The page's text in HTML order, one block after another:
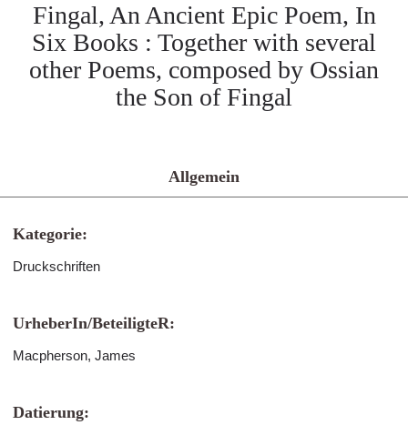
Fingal, An Ancient Epic Poem, In
Six Books : Together with several
other Poems, composed by Ossian
the Son of Fingal
Allgemein
Kategorie:
Druckschriften
UrheberIn/BeteiligteR:
Macpherson, James
Datierung: